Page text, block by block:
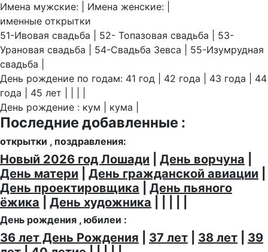
Имена мужские: | Имена женские: |
именные открытки
51-Ивовая свадьба | 52- Топазовая свадьба | 53-
Урановая свадьба | 54-Свадьба Зевса | 55-Изумрудная
свадьба |
День рождение по годам: 41 год | 42 года | 43 года | 44
года | 45 лет | | | |
День рождение : кум | кума |
Последние добавленные :
открытки , поздравления:
Новый 2026 год Лошади День ворчуна
День матери
День гражданской авиации
День проектировщика
День пьяного
ёжика
День художника
День рождения , юбилеи :
36 лет День Рождения 37 лет 38 лет
39